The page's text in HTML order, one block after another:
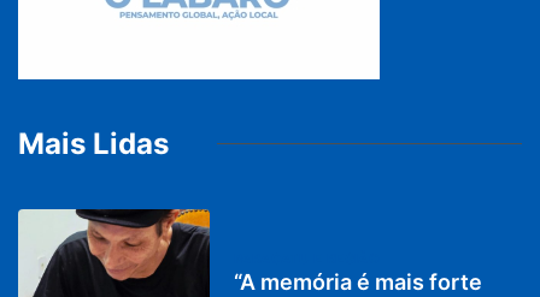
Mais Lidas
“A memória é mais forte